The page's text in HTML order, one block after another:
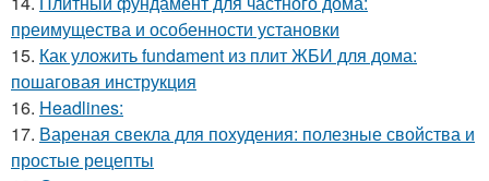
преимущества и особенности установки
15. Как уложить fundament из плит ЖБИ для дома:
пошаговая инструкция
16. Headlines:
17. Вареная свекла для похудения: полезные свойства и
простые рецепты